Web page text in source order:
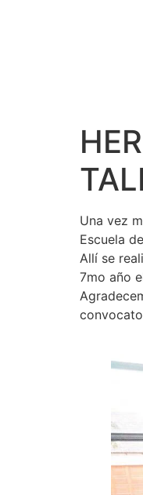
Una vez
Escuela
Allí se
7mo año